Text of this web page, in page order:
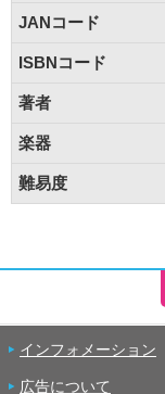
JANコード
ISBNコード
著者
楽器
難易度
インフォメーション
広告について